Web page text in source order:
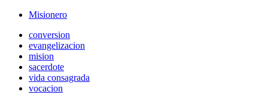
Misionero
conversion
evangelizacion
mision
sacerdote
vida consagrada
vocacion